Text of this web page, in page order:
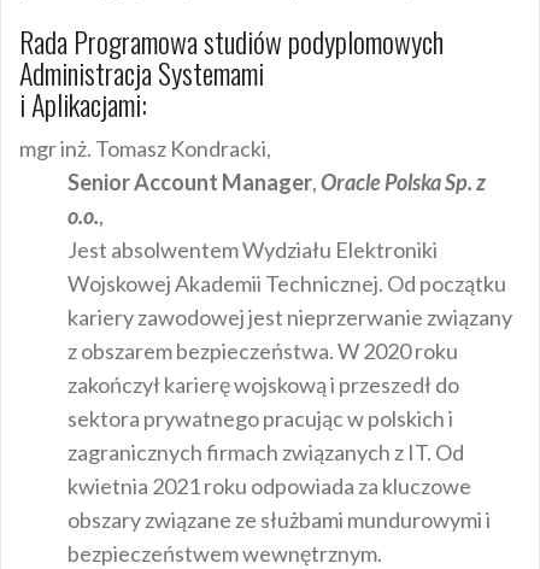
Rada Programowa studiów podyplomowych
Administracja Systemami
i Aplikacjami:
mgr inż. Tomasz Kondracki,
Senior Account Manager,Oracle Polska Sp. z
o.o.,
Jest absolwentem Wydziału Elektroniki
Wojskowej Akademii Technicznej. Od początku
kariery zawodowej jest nieprzerwanie związany
z obszarem bezpieczeństwa. W 2020 roku
zakończył karierę wojskową i przeszedł do
sektora prywatnego pracując w polskich i
zagranicznych firmach związanych z IT. Od
kwietnia 2021 roku odpowiada za kluczowe
obszary związane ze służbami mundurowymi i
bezpieczeństwem wewnętrznym.